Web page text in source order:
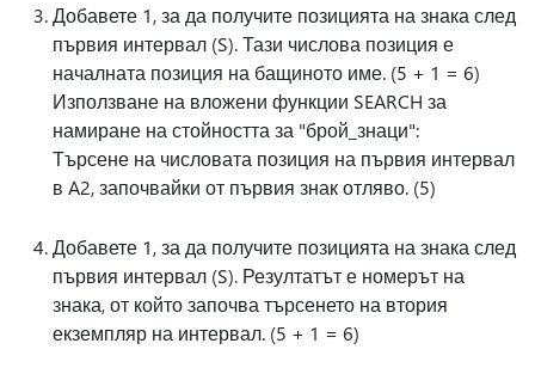
Добавете 1, за да получите позицията на знака след
първия интервал (S). Тази числова позиция е
началната позиция на бащиното име. (5 + 1 = 6)
Използване на вложени функции SEARCH за
намиране на стойността за "брой_знаци":
Търсене на числовата позиция на първия интервал
в A2, започвайки от първия знак отляво. (5)
Добавете 1, за да получите позицията на знака след
първия интервал (S). Резултатът е номерът на
знака, от който започва търсенето на втория
екземпляр на интервал. (5 + 1 = 6)